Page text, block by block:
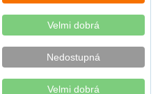
Velmi dobrá
Nedostupná
Velmi dobrá